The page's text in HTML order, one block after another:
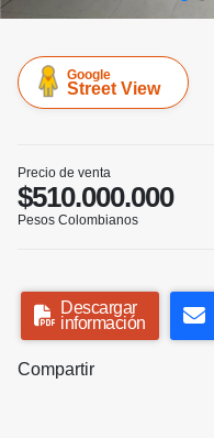
Google
Street View
Precio de venta
$510.000.000
Pesos Colombianos
Descargar
información
Compartir